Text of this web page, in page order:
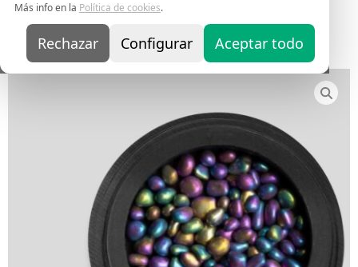
Más info en la Política de cookies.
Rechazar Configurar Aceptar todo
Inicio/Nail Art y Accesorios
Deco
/ Chamaleon Stone